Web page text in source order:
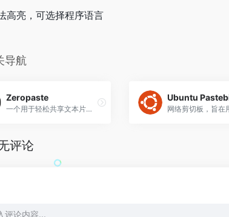
高亮，可选择程序语言
导航
Zeropaste
一个用于轻松共享文本片段的网站，支持选择编程语言。
Ubuntu
评论